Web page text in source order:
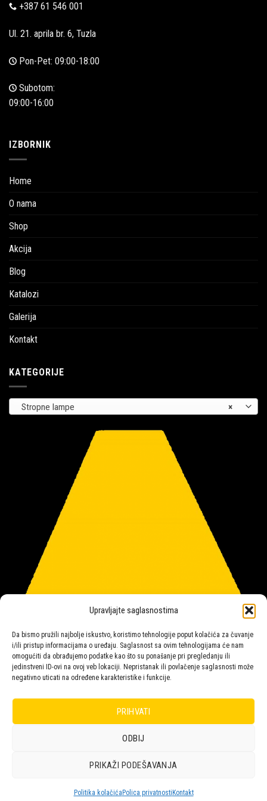
Upravljajte saglasnostima
Da bismo pružili najbolje iskustvo, koristimo tehnologije poput kolačića za čuvanje
i/ili pristup informacijama o uređaju. Saglasnost sa ovim tehnologijama će nam
omogućiti da obrađujemo podatke kao što su ponašanje pri pregledanju ili
jedinstveni ID-ovi na ovoj veb lokaciji. Nepristanak ili povlačenje saglasnosti može
negativno uticati na određene karakteristike i funkcije.
PRIHVATI
ODBIJ
PRIKAŽI PODEŠAVANJA
Politika kolačića Polica privatnosti Kontakt
+387 61 546 001
Ul. 21. aprila br. 6, Tuzla
Pon-Pet: 09:00-18:00
Subotom:
09:00-16:00
IZBORNIK
Home
O nama
Shop
Akcija
Blog
Katalozi
Galerija
Kontakt
KATEGORIJE
×
Stropne lampe
Copyright 2026 © Malpeza d.o.o.